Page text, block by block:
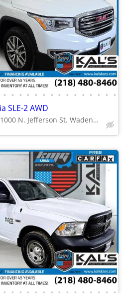
• • • • • • • • • • • • • • •
SLE-2 AWD
1000 N. Jefferson St. Wadena, MN 56482